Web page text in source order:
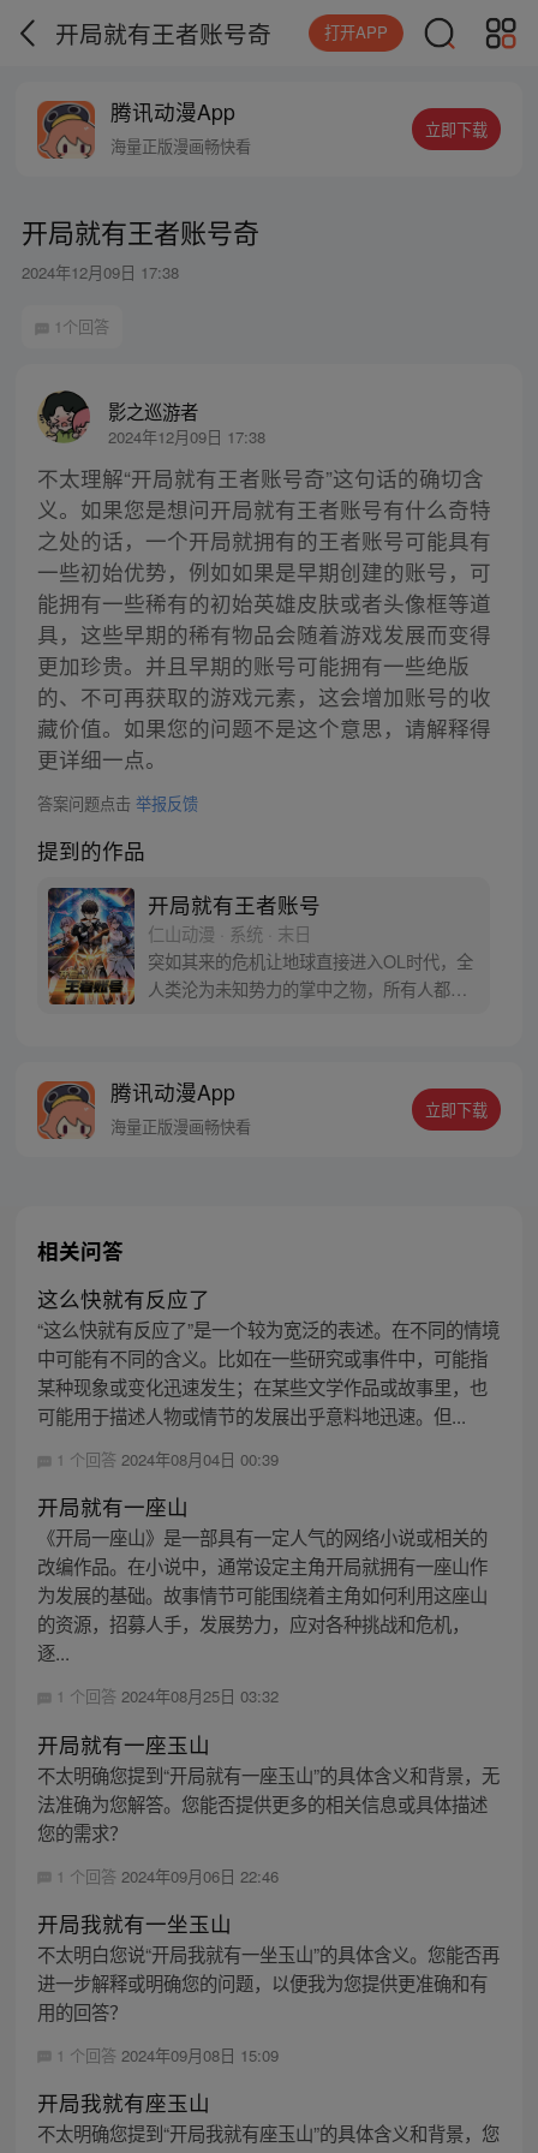
开局就有王者账号奇 打开APP
腾讯动漫App
海量正版漫画畅快看
立即下载
开局就有王者账号奇
2024年12月09日 17:38
1个回答
影之巡游者
2024年12月09日 17:38
不太理解“开局就有王者账号奇”这句话的确切含
义。如果您是想问开局就有王者账号有什么奇特
之处的话，一个开局就拥有的王者账号可能具有
一些初始优势，例如如果是早期创建的账号，可
能拥有一些稀有的初始英雄皮肤或者头像框等道
具，这些早期的稀有物品会随着游戏发展而变得
更加珍贵。并且早期的账号可能拥有一些绝版
的、不可再获取的游戏元素，这会增加账号的收
藏价值。如果您的问题不是这个意思，请解释得
更详细一点。
答案问题点击 举报反馈
提到的作品
开局就有王者账号
仁山动漫 · 系统 · 末日
突如其来的危机让地球直接进入OL时代，全
人类沦为未知势力的掌中之物，所有人都变
为那个最强王者吗？
腾讯动漫App
海量正版漫画畅快看
立即下载
相关问答
这么快就有反应了
“这么快就有反应了”是一个较为宽泛的表述。在不同的情境
中可能有不同的含义。比如在一些研究或事件中，可能指
某种现象或变化迅速发生；在某些文学作品或故事里，也
可能用于描述人物或情节的发展出乎意料地迅速。但...
1 个回答 2024年08月04日 00:39
开局就有一座山
《开局一座山》是一部具有一定人气的网络小说或相关的
改编作品。在小说中，通常设定主角开局就拥有一座山作
为发展的基础。故事情节可能围绕着主角如何利用这座山
的资源，招募人手，发展势力，应对各种挑战和危机，
逐...
1 个回答 2024年08月25日 03:32
开局就有一座玉山
不太明确您提到“开局就有一座玉山”的具体含义和背景，无
法准确为您解答。您能否提供更多的相关信息或具体描述
您的需求？
1 个回答 2024年09月06日 22:46
开局我就有一坐玉山
不太明白您说“开局我就有一坐玉山”的具体含义。您能否再
进一步解释或明确您的问题，以便我为您提供更准确和有
用的回答？
1 个回答 2024年09月08日 15:09
开局我就有座玉山
不太明确您提到“开局我就有座玉山”的具体含义和背景，您